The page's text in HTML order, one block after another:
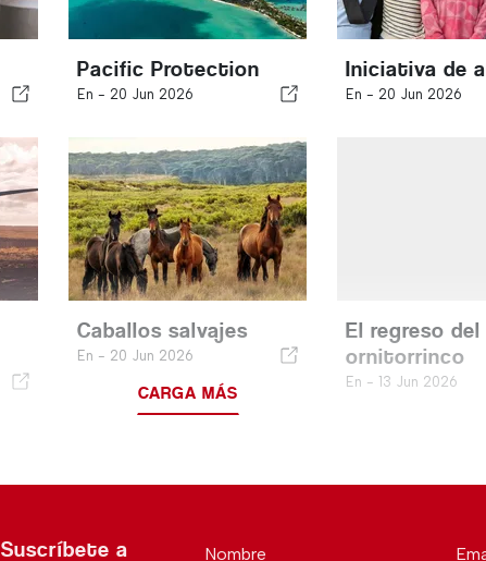
Pacific Protection
En - 20 Jun 2026
Iniciativa de
En - 20 Jun 2026
Caballos salvajes
En - 20 Jun 2026
El regreso del
ornitorrinco
En - 13 Jun 2026
CARGA MÁS
Suscríbete a Nombre